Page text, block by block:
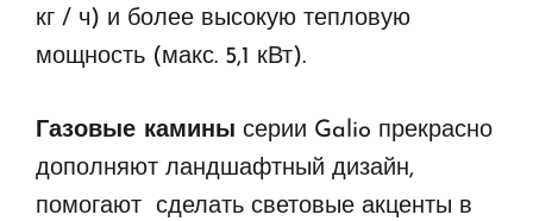
кг / ч) и более высокую тепловую
мощность (макс. 5,1 кВт).
Газовые камины серии Galio прекрасно
дополняют ландшафтный дизайн,
помогают сделать световые акценты в